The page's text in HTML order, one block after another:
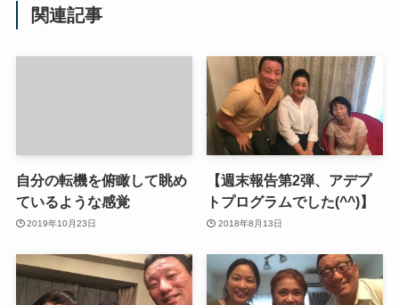
関連記事
自分の転機を俯瞰して眺め
ているような感覚
2019年10月23日
【週末報告第2弾、アデプ
トプログラムでした(^^)】
2018年8月13日